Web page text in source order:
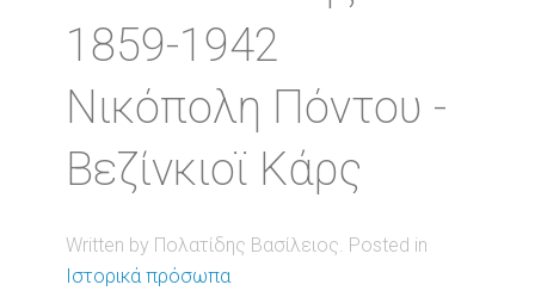
1859-1942
Νικόπολη Πόντου -
Βεζίνκιοϊ Κάρς
Written by Πολατίδης Βασίλειος. Posted in
Ιστορικά πρόσωπα